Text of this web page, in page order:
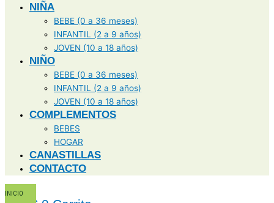
NIÑA
BEBE (0 a 36 meses)
INFANTIL (2 a 9 años)
JOVEN (10 a 18 años)
NIÑO
BEBE (0 a 36 meses)
INFANTIL (2 a 9 años)
JOVEN (10 a 18 años)
COMPLEMENTOS
BEBES
HOGAR
CANASTILLAS
CONTACTO
INICIO